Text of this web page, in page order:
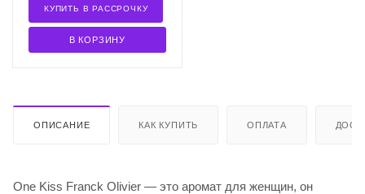
В КОРЗИНУ
КУПИТЬ В РАССРОЧКУ
ОПИСАНИЕ КАК КУПИТЬ ОПЛАТА
One Kiss Franck Olivier — это аромат для женщин, он